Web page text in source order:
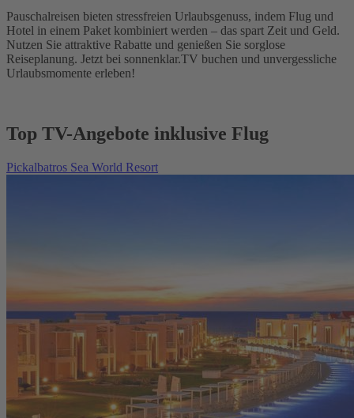
Pauschalreisen bieten stressfreien Urlaubsgenuss, indem Flug und
Hotel in einem Paket kombiniert werden – das spart Zeit und Geld.
Nutzen Sie attraktive Rabatte und genießen Sie sorglose
Reiseplanung. Jetzt bei sonnenklar.TV buchen und unvergessliche
Urlaubsmomente erleben!
Top TV-Angebote inklusive Flug
Pickalbatros Sea World Resort